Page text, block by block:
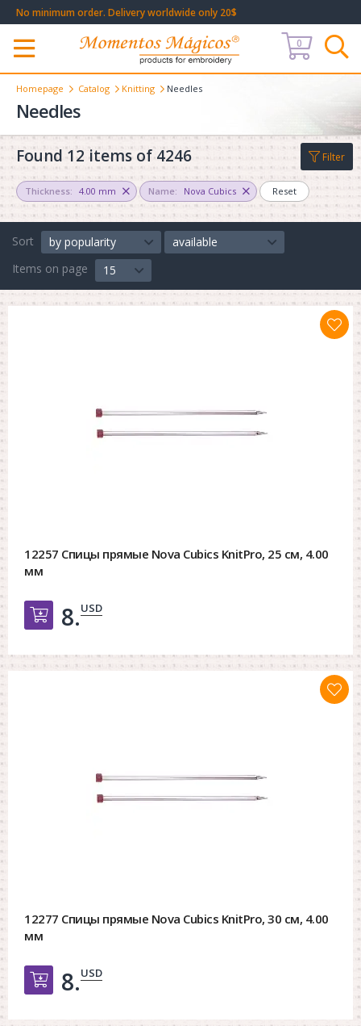
No minimum order. Delivery worldwide only 20$
Меню
0
Homepage Catalog Knitting Needles
Needles
Found 12 items of 4246
Thickness: 4.00 mm Name: Nova Cubics Reset
Sort by popularity
available
Items on page
15
12257 Спицы прямые Nova Cubics KnitPro, 25 см, 4.00
мм
Добавить в корзину
8.USD
12277 Спицы прямые Nova Cubics KnitPro, 30 см, 4.00
мм
Добавить в корзину
8.USD
Filter